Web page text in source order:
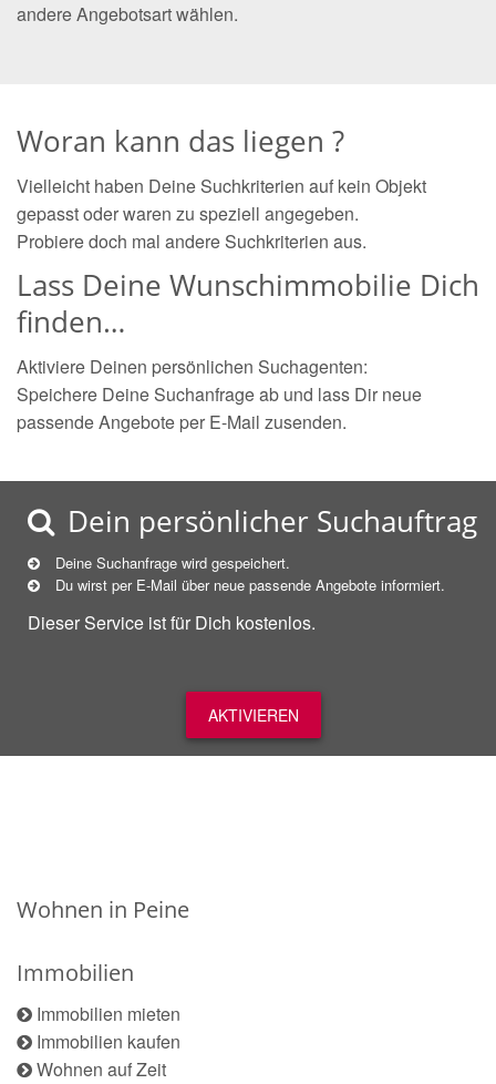
andere Angebotsart wählen.
Woran kann das liegen ?
Vielleicht haben Deine Suchkriterien auf kein Objekt
gepasst oder waren zu speziell angegeben.
Probiere doch mal andere Suchkriterien aus.
Lass Deine Wunschimmobilie Dich
finden…
Aktiviere Deinen persönlichen Suchagenten:
Speichere Deine Suchanfrage ab und lass Dir neue
passende Angebote per E-Mail zusenden.
Dein persönlicher Suchauftrag
Deine Suchanfrage wird gespeichert.
Du wirst per E-Mail über neue passende Angebote informiert.
Dieser Service ist für Dich kostenlos.
AKTIVIEREN
Wohnen in Peine
Immobilien
Immobilien mieten
Immobilien kaufen
Wohnen auf Zeit